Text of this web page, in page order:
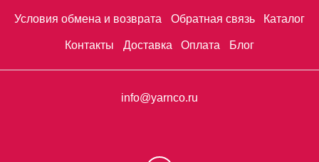
Условия обмена и возврата Обратная связь Каталог
Контакты Доставка Оплата Блог
info@yarnco.ru